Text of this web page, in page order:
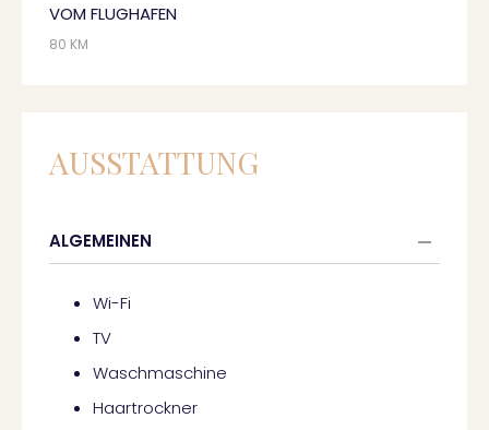
VOM FLUGHAFEN
80 KM
AUSSTATTUNG
ALGEMEINEN
Wi-Fi
TV
Waschmaschine
Haartrockner